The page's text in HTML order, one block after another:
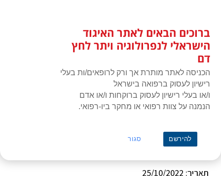
האיגוד הישראלי לנפרולוגיה ויתר
לחץ דם
המלצות לקריאה | 9-10/22, בעריכת פרופ' גיל צ'רנין
פרופ' גיל צ'רנין
תאריך: 25/10/2022
ברוכים הבאים לאתר האיגוד
הישראלי לנפרולוגיה ויתר לחץ
דם
הכניסה לאתר מותרת אך ורק לרופאים/ות בעלי
רישיון לעסוק ברפואה בישראל
ו/או בעלי רישיון לעסוק ברוקחות ו/או אדם
הנמנה על צוות רפואי או מחקר ביו-רפואי.
להירשם סגור